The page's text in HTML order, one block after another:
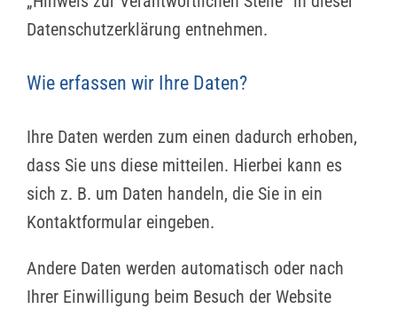
Datenschutzerklärung entnehmen.
Wie erfassen wir Ihre Daten?
Ihre Daten werden zum einen dadurch erhoben,
dass Sie uns diese mitteilen. Hierbei kann es
sich z. B. um Daten handeln, die Sie in ein
Kontaktformular eingeben.
Andere Daten werden automatisch oder nach
Ihrer Einwilligung beim Besuch der Website